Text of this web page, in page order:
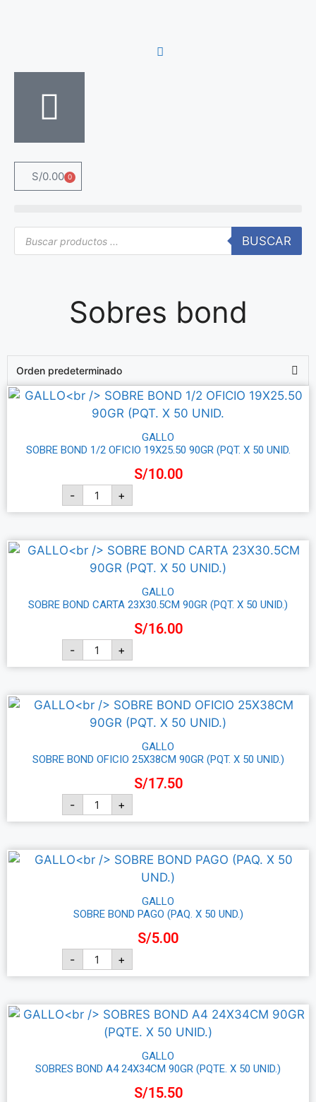
S/0.00 0
BUSCAR
Sobres bond
GALLO
SOBRE BOND 1/2 OFICIO 19X25.50 90GR (PQT. X 50 UNID.
S/10.00
- +
GALLO
SOBRE BOND CARTA 23X30.5CM 90GR (PQT. X 50 UNID.)
S/16.00
- +
GALLO
SOBRE BOND OFICIO 25X38CM 90GR (PQT. X 50 UNID.)
S/17.50
- +
GALLO
SOBRE BOND PAGO (PAQ. X 50 UND.)
S/5.00
- +
GALLO
SOBRES BOND A4 24X34CM 90GR (PQTE. X 50 UNID.)
S/15.50